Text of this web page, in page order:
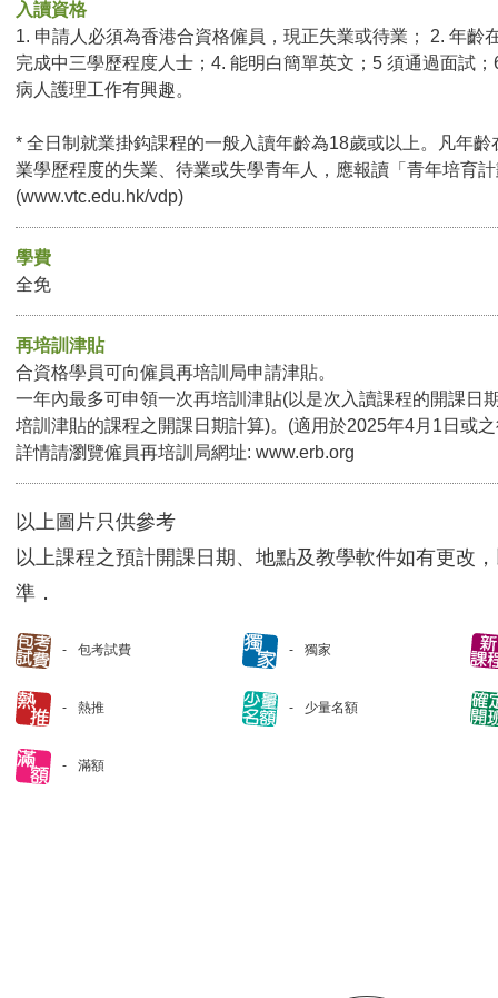
入讀資格
1. 申請人必須為香港合資格僱員，現正失業或待業； 2. 年齡
完成中三學歷程度人士；4. 能明白簡單英文；5 須通過面試
病人護理工作有興趣。
* 全日制就業掛鈎課程的一般入讀年齡為18歲或以上。凡年
業學歷程度的失業、待業或失學青年人，應報讀「青年培育
(www.vtc.edu.hk/vdp)
學費
全免
再培訓津貼
合資格學員可向僱員再培訓局申請津貼。
一年內最多可申領一次再培訓津貼(以是次入讀課程的開課日
培訓津貼的課程之開課日期計算)。(適用於2025年4月1日或
詳情請瀏覽僱員再培訓局網址: www.erb.org
以上圖片只供參考
以上課程之預計開課日期、地點及教學軟件如有更改
準．
包考試費 獨家
熱推 少量名額
滿額